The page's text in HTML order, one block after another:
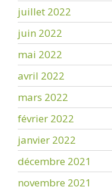
juillet 2022
juin 2022
mai 2022
avril 2022
mars 2022
février 2022
janvier 2022
décembre 2021
novembre 2021